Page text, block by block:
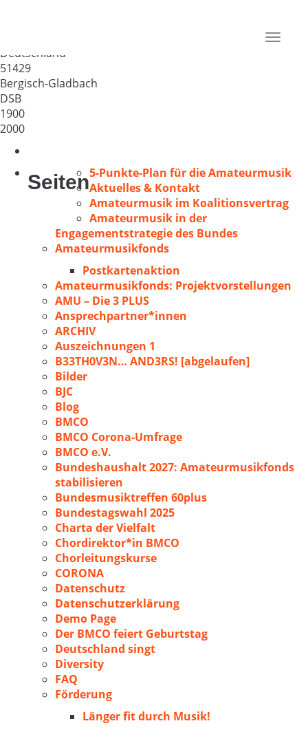
Toggle
Deutschland
51429
Bergisch-Gladbach
DSB
1900
2000
Seiten5-Punkte-Plan für die Amateurmusik
Aktuelles & Kontakt
Amateurmusik im Koalitionsvertrag
Amateurmusik in der
Engagementstrategie des Bundes
Amateurmusikfonds
Postkartenaktion
Amateurmusikfonds: Projektvorstellungen
AMU – Die 3 PLUS
Ansprechpartner*innen
ARCHIV
Auszeichnungen 1
B33TH0V3N… AND3RS! [abgelaufen]
Bilder
BJC
Blog
BMCO
BMCO Corona-Umfrage
BMCO e.V.
Bundeshaushalt 2027: Amateurmusikfonds
stabilisieren
Bundesmusiktreffen 60plus
Bundestagswahl 2025
Charta der Vielfalt
Chordirektor*in BMCO
Chorleitungskurse
CORONA
Datenschutz
Datenschutzerklärung
Demo Page
Der BMCO feiert Geburtstag
Deutschland singt
Diversity
FAQ
Förderung
Länger fit durch Musik!